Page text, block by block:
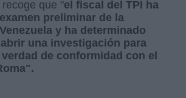
que "el fiscal del TPI ha
preliminar de la
y ha determinado
una investigación para
de conformidad con el